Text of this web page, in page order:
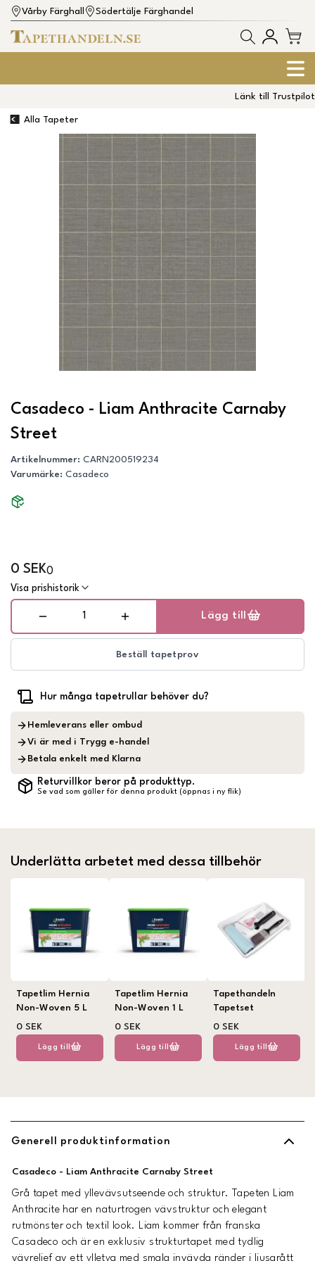
Vårby Färghall Södertälje Färghandel
Länk till Trustpilot
Alla Tapeter
Casadeco - Liam Anthracite Carnaby
Street
Artikelnummer: CARN200519234
Varumärke: Casadeco
0 SEK0
Visa prishistorik
Lägg till
Beställ tapetprov
Hur många tapetrullar behöver du?
Hemleverans eller ombud
Vi är med i Trygg e-handel
Betala enkelt med Klarna
Returvillkor beror på produkttyp.
Se vad som gäller för denna produkt (öppnas i ny flik)
Underlätta arbetet med dessa tillbehör
Tapetlim Hernia
Non-Woven 5 L
0 SEK
Lägg till
Tapetlim Hernia
Non-Woven 1 L
0 SEK
Lägg till
Tapethandeln
Tapetset
0 SEK
Lägg till
Generell produktinformation
Casadeco - Liam Anthracite Carnaby Street
Grå tapet med yllevävsutseende och struktur. Tapeten Liam
Anthracite har en naturtrogen vävstruktur och elegant
rutmönster och textil look. Liam kommer från franska
Casadeco och är en exklusiv strukturtapet med tydlig
vävrelief av ett ylletyg med smala invävda ränder i ljusgrått